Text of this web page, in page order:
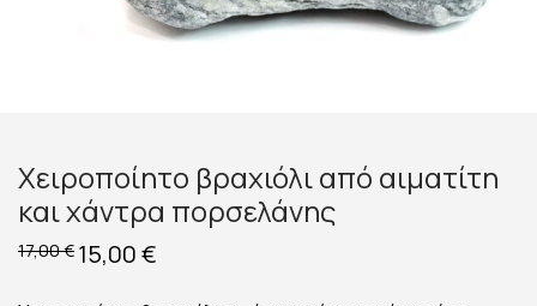
Χειροποίητο βραχιόλι από αιματίτη
και χάντρα πορσελάνης
17,00€ Original
price
17,00 €.
15,00€
είναι: